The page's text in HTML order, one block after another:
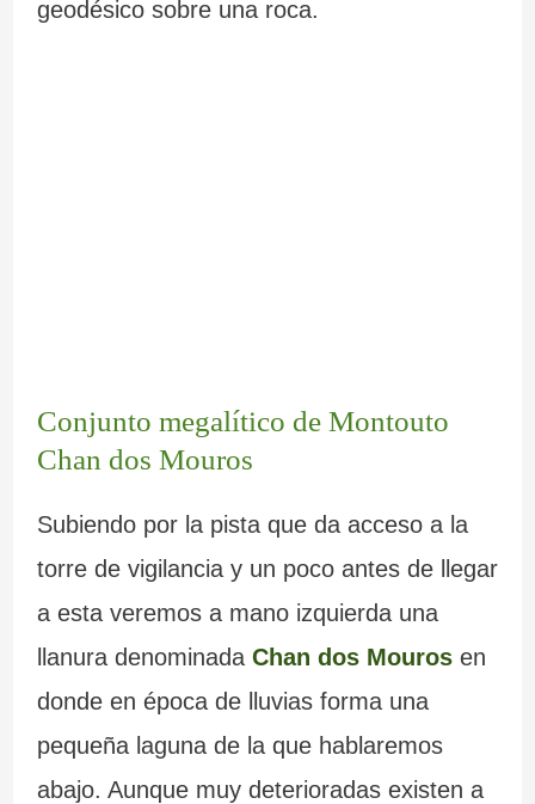
geodésico sobre una roca.
Conjunto megalítico de Montouto
Chan dos Mouros
Subiendo por la pista que da acceso a la
torre de vigilancia y un poco antes de llegar
a esta veremos a mano izquierda una
llanura denominada Chan dos Mourosen
donde en época de lluvias forma una
pequeña laguna de la que hablaremos
abajo. Aunque muy deterioradas existen a